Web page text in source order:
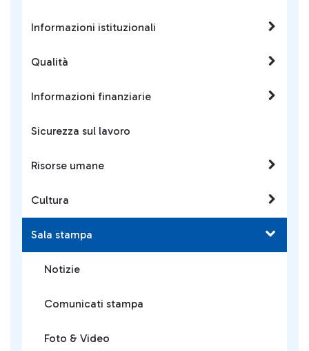
Informazioni istituzionali
Qualità
Informazioni finanziarie
Sicurezza sul lavoro
Risorse umane
Cultura
Sala stampa
Notizie
Comunicati stampa
Foto & Video